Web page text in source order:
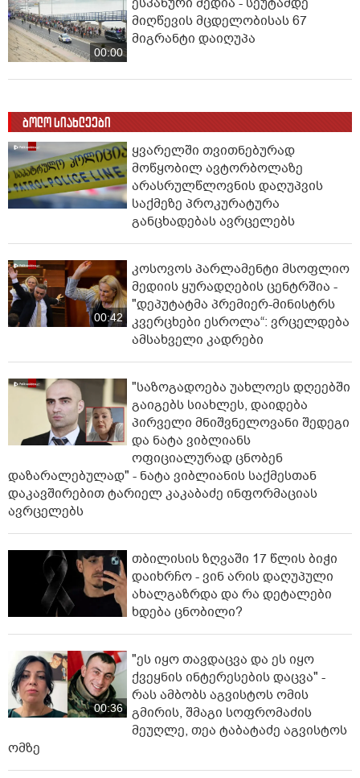
00:00
მიღწევის მცდელობისას 67
მიგრანტი დაიღუპა
ბოლო სიახლეები
ყვარელში თვითნებურად
მოწყობილ ავტორბოლაზე
არასრულწლოვნის დაღუპვის
საქმეზე პროკურატურა
განცხადებას ავრცელებს
00:42
კოსოვოს პარლამენტი მსოფლიო
მედიის ყურადღების ცენტრშია -
"დეპუტატმა პრემიერ-მინისტრს
კვერცხები ესროლა“: ვრცელდება
ამსახველი კადრები
"საზოგადოება უახლოეს დღეებში
გაიგებს სიახლეს, დაიდება
პირველი მნიშვნელოვანი შედეგი
და ნატა ვიბლიანს
ოფიციალურად ცნობენ
დაზარალებულად" - ნატა ვიბლიანის საქმესთან
დაკავშირებით ტარიელ კაკაბაძე ინფორმაციას
ავრცელებს
თბილისის ზღვაში 17 წლის ბიჭი
დაიხრჩო - ვინ არის დაღუპული
ახალგაზრდა და რა დეტალები
ხდება ცნობილი?
00:36
"ეს იყო თავდაცვა და ეს იყო
ქვეყნის ინტერესების დაცვა" -
რას ამბობს აგვისტოს ომის
გმირის, შმაგი სოფრომაძის
მეუღლე, თეა ტაბატაძე აგვისტოს
ომზე